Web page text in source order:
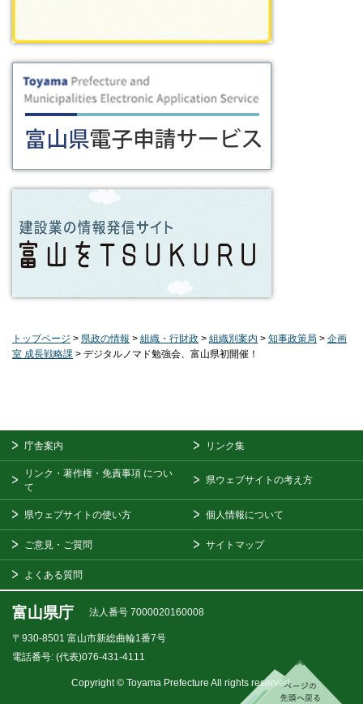
トップページ > 県政の情報 > 組織・行財政 > 組織別案内 > 知事政策局 > 企画
室 成長戦略課 > デジタルノマド勉強会、富山県初開催！
庁舎案内 リンク集
リンク・著作権・免責事項 につい
て
県ウェブサイトの考え方
県ウェブサイトの使い方 個人情報について
ご意見・ご質問 サイトマップ
よくある質問
富山県庁 法人番号 7000020160008
〒930-8501 富山市新総曲輪1番7号
電話番号: (代表)076-431-4111
Copyright © Toyama Prefecture All rights reserved.